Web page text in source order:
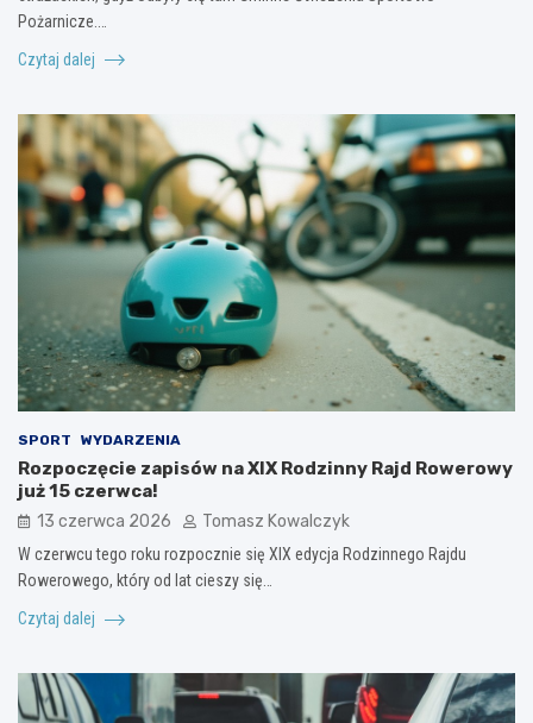
Pożarnicze.…
Czytaj dalej
SPORT WYDARZENIA
Rozpoczęcie zapisów na XIX Rodzinny Rajd Rowerowy
już 15 czerwca!
13 czerwca 2026 Tomasz Kowalczyk
W czerwcu tego roku rozpocznie się XIX edycja Rodzinnego Rajdu
Rowerowego, który od lat cieszy się…
Czytaj dalej